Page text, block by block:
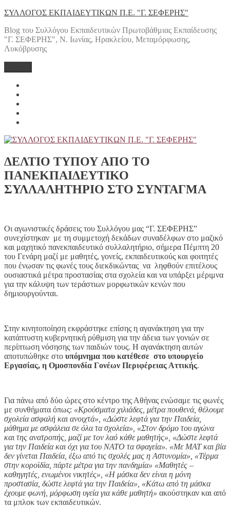
Μετάβαση
περιεχόμενο
ΣΥΛΛΟΓΟΣ ΕΚΠΑΙΔΕΥΤΙΚΩΝ Π.Ε. "Γ. ΣΕΦΕΡΗΣ"
Blog του Συλλόγου Εκπαιδευτικών Πρωτοβάθμιας Εκπαίδευσης
"Γ. ΣΕΦΕΡΗΣ", Ν. Ιωνίας, Ηρακλείου, Μεταμόρφωσης,
Λυκόβρυσης
ΔΕΛΤΙΟ ΤΥΠΟΥ ΑΠΟ ΤΟ
ΠΑΝΕΚΠΑΙΔΕΥΤΙΚΟ
ΣΥΛΛΑΛΗΤΗΡΙΟ ΣΤΟ ΣΥΝΤΑΓΜΑ
Οι αγωνιστικές δράσεις του Συλλόγου μας “Γ. ΣΕΦΕΡΗΣ”
συνεχίστηκαν με τη συμμετοχή δεκάδων συναδέλφων στο μαζικό
και μαχητικό πανεκπαιδευτικό συλλαλητήριο, σήμερα Πέμπτη 20
του Γενάρη μαζί με μαθητές, γονείς, εκπαιδευτικούς και φοιτητές
που ένωσαν τις φωνές τους διεκδικώντας να ληφθούν επιτέλους
ουσιαστικά μέτρα προστασίας στα σχολεία και να υπάρξει μέριμνα
για την κάλυψη των τεράστιων μορφωτικών κενών που
δημιουργούνται.
Στην κινητοποίηση εκφράστηκε επίσης η αγανάκτηση για την
κατάπτυστη κυβερνητική ρύθμιση για την άδεια των γονιών σε
περίπτωση νόσησης των παιδιών τους. Η αγανάκτηση αυτών
αποτυπώθηκε στο υπόμνημα που κατέθεσε στο υπουργείο
Εργασίας, η Ομοσπονδία Γονέων Περιφέρειας Αττικής.
Για πάνω από δύο ώρες στο κέντρο της Αθήνας ενώσαμε τις φωνές
με συνθήματα όπως: «Κρούσματα χιλιάδες, μέτρα πουθενά, θέλουμε
σχολεία ασφαλή και ανοιχτά», «Δώστε λεφτά για την Παιδεία,
μάθημα με ασφάλεια σε όλα τα σχολεία», «Στον δρόμο του αγώνα
και της ανατροπής, μαζί με τον λαό κάθε μαθητής», «Δώστε λεφτά
για την Παιδεία και όχι για του ΝΑΤΟ τα σφαγεία». «Με ΜΑΤ και βία
δεν γίνεται Παιδεία, έξω από τις σχολές μας η Αστυνομία», «Τέρμα
στην κοροϊδία, πάρτε μέτρα για την πανδημία» «Μαθητές –
καθηγητές, ενωμένοι νικητές», «Η μάσκα δεν είναι η μόνη
προστασία, δώστε λεφτά για την Παιδεία», «Κάτω από τη μάσκα
έχουμε φωνή, μόρφωση υγεία για κάθε μαθητή» ακούστηκαν και από
τα μπλοκ των εκπαιδευτικών.